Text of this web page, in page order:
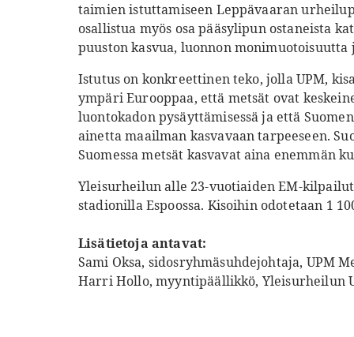
taimien istuttamiseen Leppävaaran
osallistua myös osa pääsylipun ostaneista
puuston kasvua, luonnon
Istutus on konkreettinen teko, jolla UPM,
ympäri Eurooppaa, että metsät ovat
luontokadon pysäyttämisessä ja että
ainetta maailman kasvavaan tarpeeseen.
Suomessa metsät kasvavat aina enemmän
Yleisurheilun alle 23-vuotiaiden EM-
stadionilla Espoossa. Kisoihin odotetaan 1
Lisätietoja antavat:
Sami Oksa, sidosryhmäsuhdejohtaja, UPM
Harri Hollo, myyntipäällikkö, Yleisurheilun